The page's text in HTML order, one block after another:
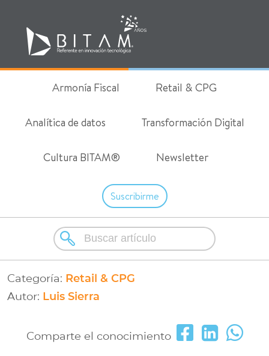
Armonía Fiscal Retail & CPG
Analítica de datos Transformación Digital
Cultura BITAM® Newsletter
Suscribirme
Categoría: Retail & CPG
Autor: Luis Sierra
Comparte el conocimiento